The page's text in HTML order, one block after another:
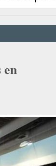
en